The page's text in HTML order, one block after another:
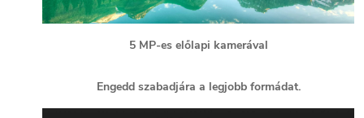
5 MP-es előlapi kamerával
Engedd szabadjára a legjobb formádat.